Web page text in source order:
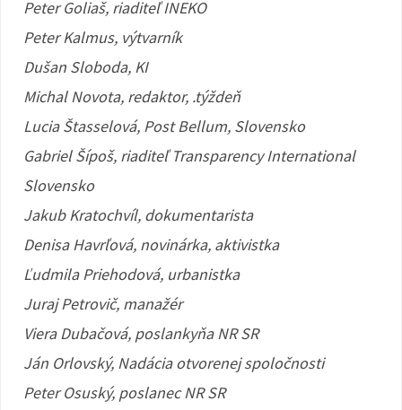
Peter Goliaš, riaditeľ INEKO
Peter Kalmus, výtvarník
Dušan Sloboda, KI
Michal Novota, redaktor, .týždeň
Lucia Štasselová, Post Bellum, Slovensko
Gabriel Šípoš, riaditeľ Transparency International
Slovensko
Jakub Kratochvíl, dokumentarista
Denisa Havrľová, novinárka, aktivistka
Ľudmila Priehodová, urbanistka
Juraj Petrovič, manažér
Viera Dubačová, poslankyňa NR SR
Ján Orlovský, Nadácia otvorenej spoločnosti
Peter Osuský, poslanec NR SR